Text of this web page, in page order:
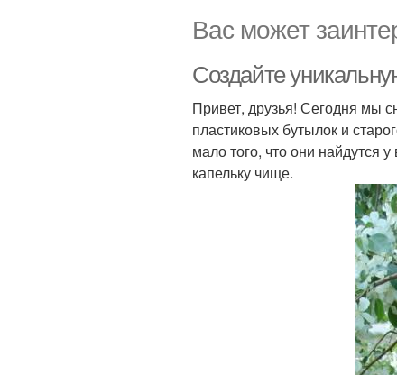
Вас может
Создайте
Привет, друзья! Сегодня мы
пластиковых бутылок и
мало того, что они найдутся
капельку чище.